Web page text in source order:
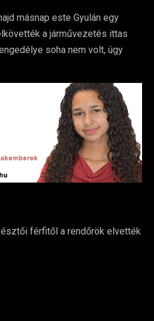
másnap este Gyulán egy
a járművezetés ittas
soha nem volt, úgy
férfitől a rendőrök elvették